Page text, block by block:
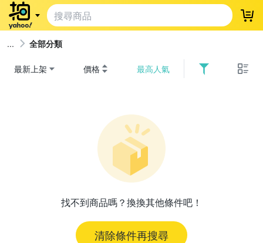
登
全部分類
最新上架 價格 最高人氣
找不到商品嗎？換換其他條件吧！
清除條件再搜尋